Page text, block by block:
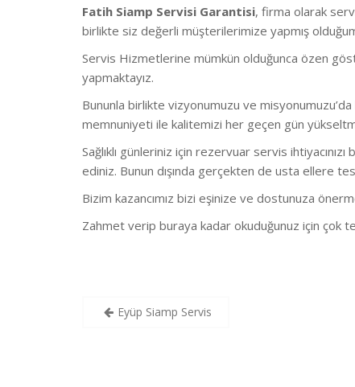
Fatih Siamp Servisi Garantisi, firma olarak
birlikte siz değerli müşterilerimize yapmış
Servis Hizmetlerine mümkün olduğunca özen
yapmaktayız.
Bununla birlikte vizyonumuzu ve misyonumuzu’da
memnuniyeti ile kalitemizi her geçen gün
Sağlıklı günleriniz için rezervuar servis
ediniz. Bunun dışında gerçekten de usta ellere
Bizim kazancımız bizi eşinize ve dostunuza
Zahmet verip buraya kadar okuduğunuz için çok
YazıEyüp Siamp Servis